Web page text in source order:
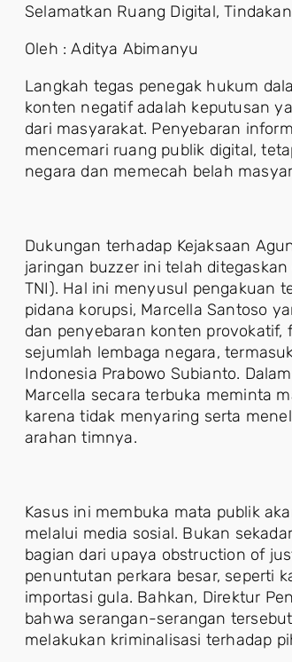
Selamatkan Ruang Digital,
Oleh : Aditya Abimanyu
Langkah tegas penegak hukum
konten negatif adalah keputusan
dari masyarakat. Penyebaran
mencemari ruang publik digital,
negara dan memecah belah
Dukungan terhadap Kejaksaan
jaringan buzzer ini telah
TNI). Hal ini menyusul pengakuan
pidana korupsi, Marcella Santoso
dan penyebaran konten
sejumlah lembaga negara,
Indonesia Prabowo Subianto.
Marcella secara terbuka meminta
karena tidak menyaring serta
arahan timnya.
Kasus ini membuka mata publik
melalui media sosial. Bukan
bagian dari upaya obstruction of
penuntutan perkara besar, seperti
importasi gula. Bahkan, Direktur
bahwa serangan-serangan
melakukan kriminalisasi terhadap